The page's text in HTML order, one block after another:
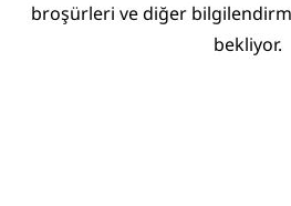
broşürleri ve diğer
bekliyor.